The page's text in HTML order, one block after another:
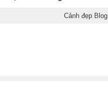
Cảnh đẹp Blog